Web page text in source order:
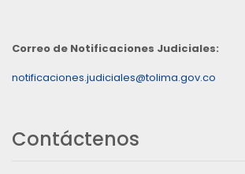
Correo de Notificaciones Judiciales:
notificaciones.judiciales@tolima.gov.co
Contáctenos